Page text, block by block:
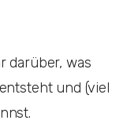
darüber, was
und (viel